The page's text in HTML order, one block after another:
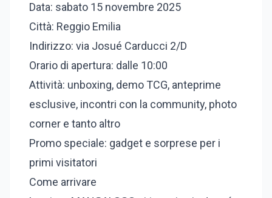
Data: sabato 15 novembre 2025
Città: Reggio Emilia
Indirizzo: via Josué Carducci 2/D
Orario di apertura: dalle 10:00
Attività: unboxing, demo TCG, anteprime
esclusive, incontri con la community, photo
corner e tanto altro
Promo speciale: gadget e sorprese per i
primi visitatori
Come arrivare